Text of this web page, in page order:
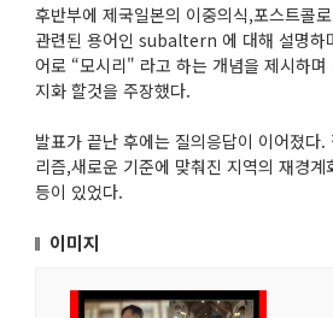
후반부에 제국일본의 이중의식,포스트콜
관련된 용어인 subaltern 에 대해 설명하
어로 “모시리" 라고 하는 개념을 제시하
지화 할것을 주장했다.
발표가 끝난 후에는 질의응답이 이어졌다.
리즘,새로운 기준에 맞춰진 지역의 재경
등이 있었다.
이미지